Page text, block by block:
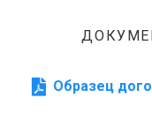
Образец